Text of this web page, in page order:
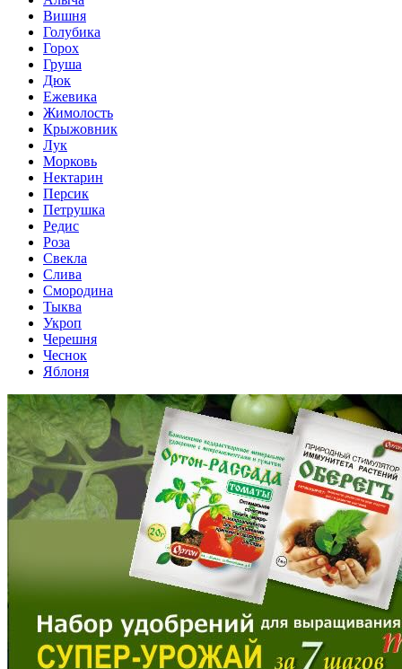
Вишня
Голубика
Горох
Груша
Дюк
Ежевика
Жимолость
Крыжовник
Лук
Морковь
Нектарин
Персик
Петрушка
Редис
Роза
Свекла
Слива
Смородина
Тыква
Укроп
Черешня
Чеснок
Яблоня